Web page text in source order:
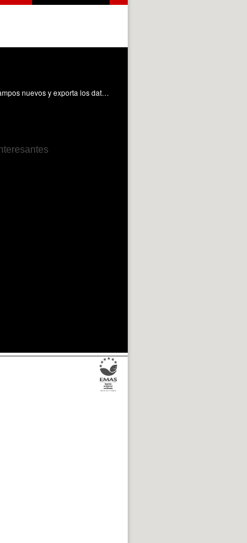
[ES] Este OA muestra cómo un proyecto de FME, a partir de una cartografía en GeoJSON y un archivo de datos en Excel, calcula campos nuevos y exporta los datos en un fichero KML. Coll-Aliaga, E. (2025). Estadísticas de tendencias de votos. Universitat Politècnica de València. https://riunet.upv.es/handle/10251/221360 DER